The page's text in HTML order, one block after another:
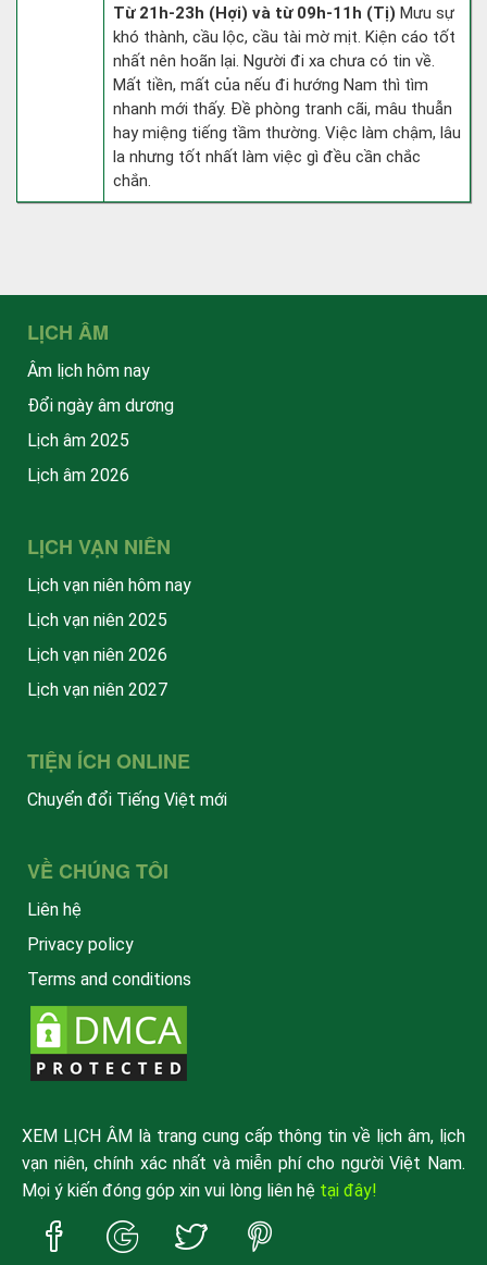
Từ 21h-23h (Hợi) và từ 09h-11h (Tị) Mưu sự
khó thành, cầu lộc, cầu tài mờ mịt. Kiện cáo tốt
nhất nên hoãn lại. Người đi xa chưa có tin về.
Mất tiền, mất của nếu đi hướng Nam thì tìm
nhanh mới thấy. Đề phòng tranh cãi, mâu thuẫn
hay miệng tiếng tầm thường. Việc làm chậm, lâu
la nhưng tốt nhất làm việc gì đều cần chắc
chắn.
LỊCH ÂM
Âm lịch hôm nay
Đổi ngày âm dương
Lịch âm 2025
Lịch âm 2026
LỊCH VẠN NIÊN
Lịch vạn niên hôm nay
Lịch vạn niên 2025
Lịch vạn niên 2026
Lịch vạn niên 2027
TIỆN ÍCH ONLINE
Chuyển đổi Tiếng Việt mới
VỀ CHÚNG TÔI
Liên hệ
Privacy policy
Terms and conditions
XEM LỊCH ÂM là trang cung cấp thông tin về lịch âm, lịch
vạn niên, chính xác nhất và miễn phí cho người Việt Nam.
Mọi ý kiến đóng góp xin vui lòng liên hệ tại đây!
Trang
Facebook
Trang
Google
Trang
Twitter
Trang
Pinterest